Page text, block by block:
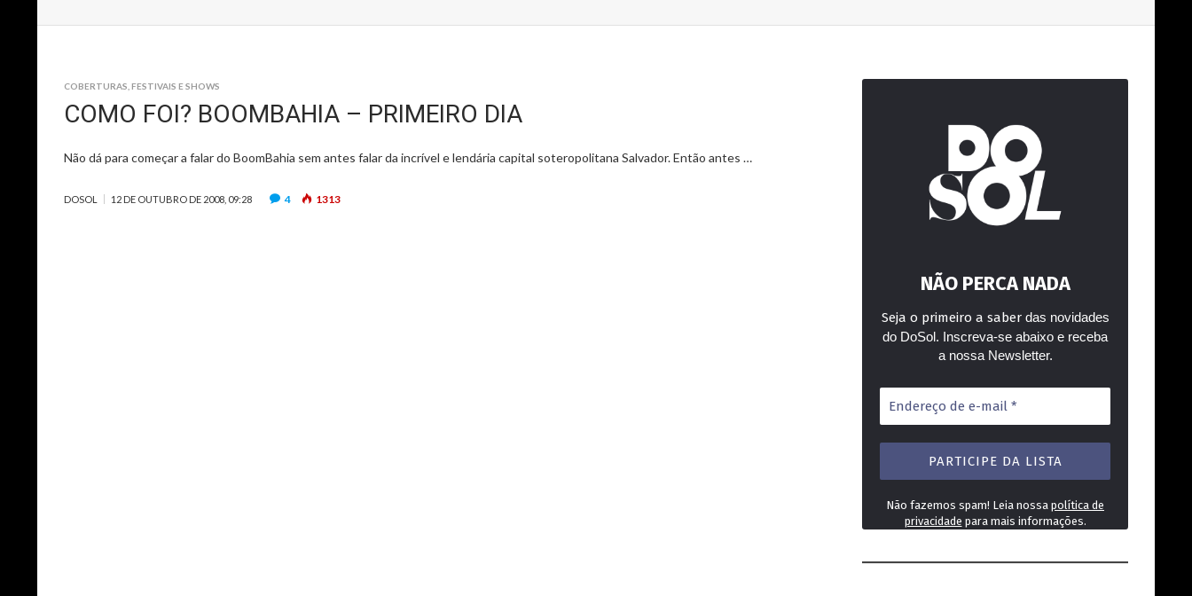
COBERTURAS FESTIVAIS E SHOWS
COMO FOI? BOOMBAHIA – PRIMEIRO DIA
Não dá para começar a falar do BoomBahia sem antes falar da incrível e lendária capital soteropolitana Salvador. Então antes …
DOSOL 12 DE OUTUBRO DE 2008, 09:28 4 1313
NÃO PERCA NADA
Seja o primeiro a saberdas novidades
do DoSol. Inscreva-se abaixo e receba
a nossa Newsletter.
Endereço
de
e-
mail
Não fazemos spam! Leia nossa política de
privacidade para mais informações.